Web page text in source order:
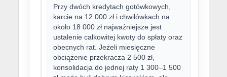
Przy dwóch kredytach gotówkowych,
karcie na 12 000 zł i chwilówkach na
około 18 000 zł najważniejsze jest
ustalenie całkowitej kwoty do spłaty oraz
obecnych rat. Jeżeli miesięczne
obciążenie przekracza 2 500 zł,
konsolidacja do jednej raty 1 300–1 500